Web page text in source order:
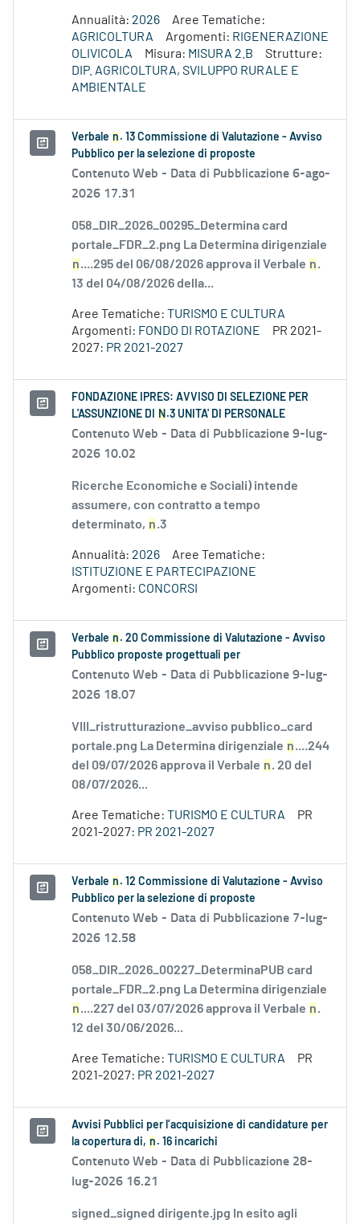
Annualità: 2026
Aree Tematiche:
AGRICOLTURA
Argomenti: RIGENERAZIONE
OLIVICOLA
Misura: MISURA 2.B
Strutture:
DIP. AGRICOLTURA, SVILUPPO RURALE E
AMBIENTALE
Verbale n . 13 Commissione di Valutazione - Avviso
Pubblico per la selezione di proposte
Contenuto Web - Data di Pubblicazione 6-ago-
2026 17.31
058_DIR_2026_00295_Determina card
portale_FDR_2.png La Determina dirigenziale
n....295 del 06/08/2026 approva il Verbale n.
13 del 04/08/2026 della...
Aree Tematiche: TURISMO E CULTURA
Argomenti: FONDO DI ROTAZIONE
PR 2021-
2027: PR 2021-2027
FONDAZIONE IPRES: AVVISO DI SELEZIONE PER
L'ASSUNZIONE DI
N .3 UNITA' DI PERSONALE
Contenuto Web - Data di Pubblicazione 9-lug-
2026 10.02
Ricerche Economiche e Sociali) intende
assumere, con contratto a tempo
determinato, n.3
Annualità: 2026
Aree Tematiche:
ISTITUZIONE E PARTECIPAZIONE
Argomenti: CONCORSI
Verbale n . 20 Commissione di Valutazione - Avviso
Pubblico proposte progettuali per
Contenuto Web - Data di Pubblicazione 9-lug-
2026 18.07
VIII_ristrutturazione_avviso pubblico_card
portale.png La Determina dirigenziale n....244
del 09/07/2026 approva il Verbale n. 20 del
08/07/2026...
Aree Tematiche: TURISMO E CULTURA
PR
2021-2027: PR 2021-2027
Verbale n . 12 Commissione di Valutazione - Avviso
Pubblico per la selezione di proposte
Contenuto Web - Data di Pubblicazione 7-lug-
2026 12.58
058_DIR_2026_00227_DeterminaPUB card
portale_FDR_2.png La Determina dirigenziale
n....227 del 03/07/2026 approva il Verbale n.
12 del 30/06/2026...
Aree Tematiche: TURISMO E CULTURA
PR
2021-2027: PR 2021-2027
Avvisi Pubblici per l’acquisizione di candidature per
la copertura di, n . 16 incarichi
Contenuto Web - Data di Pubblicazione 28-
lug-2026 16.21
signed_signed dirigente.jpg In esito agli